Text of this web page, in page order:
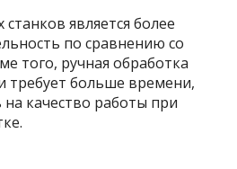
является более
по сравнению со
того, ручная обработка
требует больше времени,
качество работы при